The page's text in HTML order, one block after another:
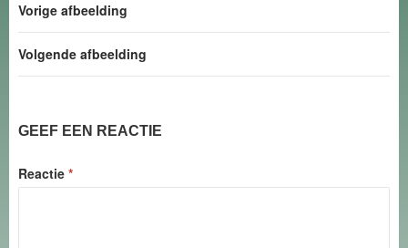
Vorige afbeelding
Volgende afbeelding
GEEF EEN REACTIE
Reactie *